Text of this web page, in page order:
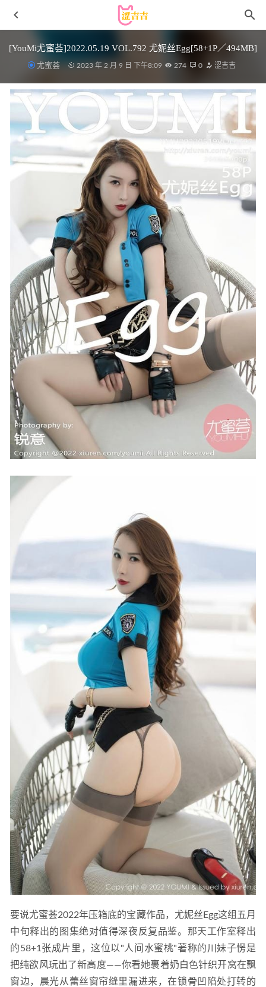
[YouMi尤蜜荟]2022.05.19 VOL.792 尤妮丝Egg[58+1P／494MB]
尤蜜荟 2023 年 2 月 9 日 下午8:09 274 0 涩吉吉
要说尤蜜荟2022年压箱底的宝藏作品，尤妮丝Egg这组五月
中旬释出的图集绝对值得深夜反复品鉴。那天工作室释出
的58+1张成片里，这位以"人间水蜜桃"著称的川妹子愣是
把纯欲风玩出了新高度——你看她裹着奶白色针织开窝在飘
窗边，晨光从蕾丝窗帘缝里漏进来，在锁骨凹陷处打转的
蠢沫沫 – NO.208 杂货喵 [71P-507MB]
2023-02-09
[微密圈]脸红Dearie – 热情如火[20P-54MB]
2023-03-03
[微密圈]奶宝妹纸 – 蜘蛛女侠[49P23V-153M]
2023-09-30
豆瓣酱 – 写真图片合集【持续更新中】
2025-04-05
小仓千代w – NO.026 22年10月fantia图包[82P-187MB]